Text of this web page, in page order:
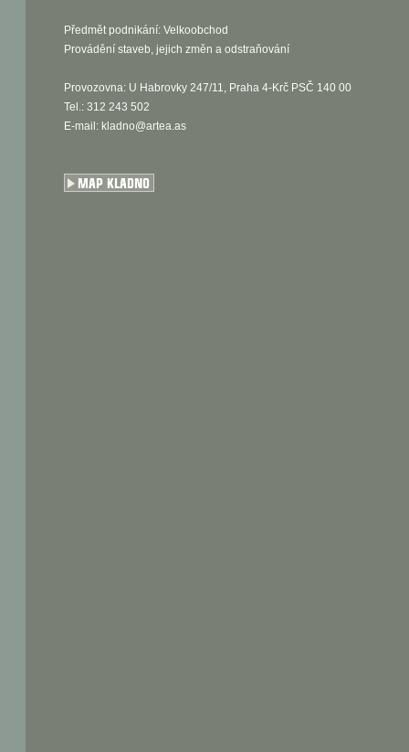
Předmět podnikání: Velkoobchod
Provádění staveb, jejich změn a odstraňování
Provozovna: U Habrovky 247/11, Praha 4-Krč PSČ 140 00
Tel.: 312 243 502
E-mail: kladno@artea.as